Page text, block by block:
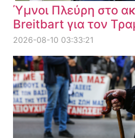
Ύμνοι Πλεύρη στο
Breitbart για τον
2026-08-10 03:33:21